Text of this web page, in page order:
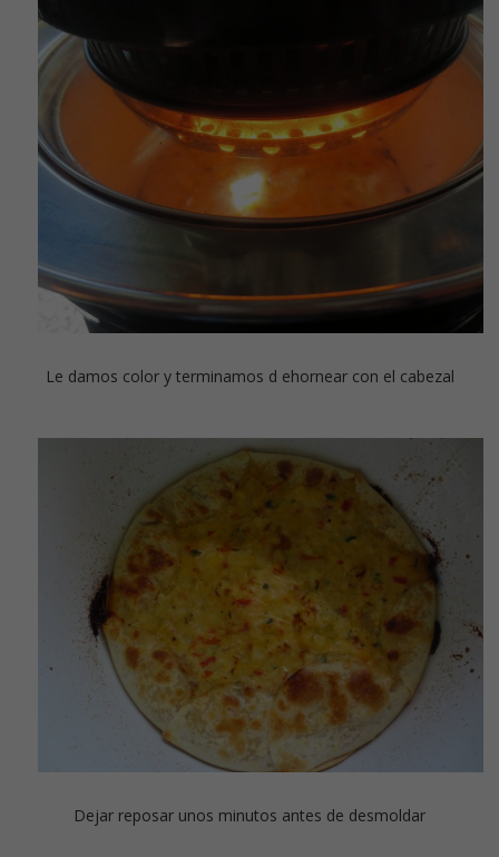
Le damos color y terminamos d ehornear con el cabezal
Dejar reposar unos minutos antes de desmoldar